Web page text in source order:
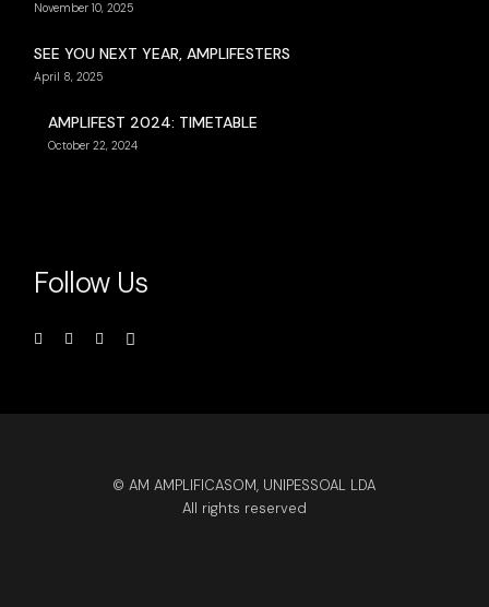
November 10, 2025
SEE YOU NEXT YEAR, AMPLIFESTERS
April 8, 2025
AMPLIFEST 2024: TIMETABLE
October 22, 2024
Follow Us
© AM AMPLIFICASOM, UNIPESSOAL LDA
All rights reserved